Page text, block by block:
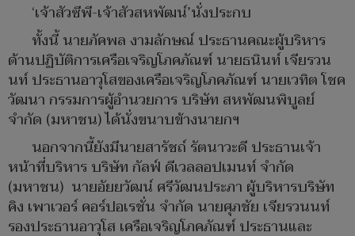
‘เจ้าสัวซีพี-เจ้าสัวสหพัฒน์’นั่งประกบ
ทั้งนี้ นายภัคพล งามลักษณ์ ประธานคณะผู้บริหาร
ด้านปฏิบัติการเครือเจริญโภคภัณฑ์ นายธนินท์ เจียรวน
นท์ ประธานอาวุโสของเครือเจริญโภคภัณฑ์ นายเวทิต โชค
วัฒนา กรรมการผู้อำนวยการ บริษัท สหพัฒนพิบูลย์
จำกัด (มหาชน) ได้นั่งขนาบข้างนายกฯ
นอกจากนี้ยังมีนายสารัชถ์ รัตนาวะดี ประธานเจ้า
หน้าที่บริหาร บริษัท กัลฟ์ ดีเวลลอปเมนท์ จำกัด
(มหาชน) นายอัยยวัฒน์ ศรีวัฒนประภา ผู้บริหารบริษัท
คิง เพาเวอร์ คอร์ปอเรชั่น จำกัด นายศุภชัย เจียรวนนท์
รองประธานอาวุโส เครือเจริญโภคภัณฑ์ ประธานและ